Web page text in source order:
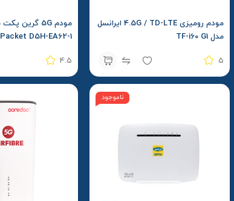
مودم رومیزی 4.5G / TD-LTE ایرانسل
مدل TF-i60 G1
5
Packet D5H-EA62-1
4.5
ناموجود